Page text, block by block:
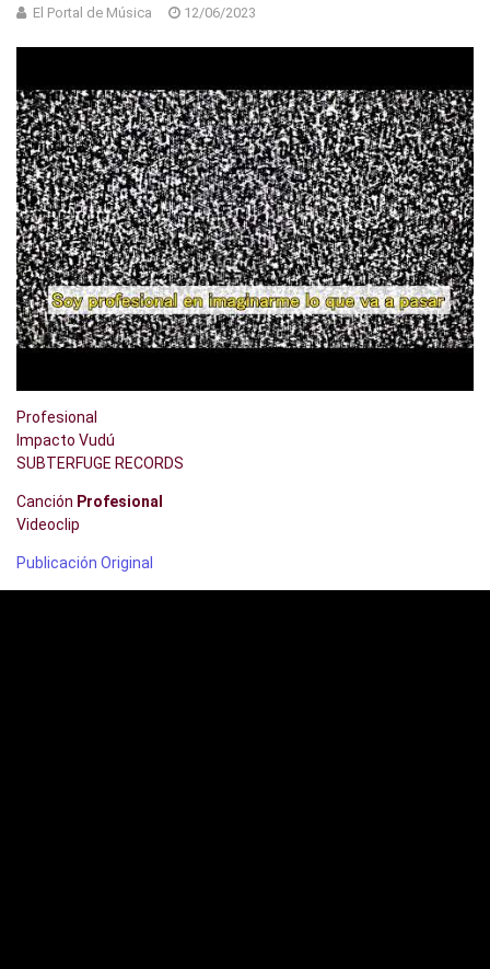
El Portal de Música 12/06/2023
Profesional
Impacto Vudú
SUBTERFUGE RECORDS
Canción Profesional
Videoclip
Publicación Original